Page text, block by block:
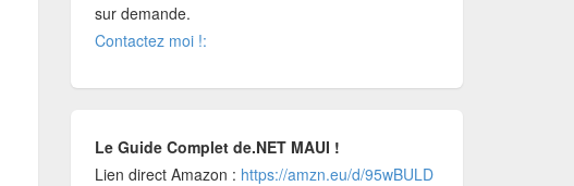
sur demande.
Contactez moi !:
Le Guide Complet de.NET MAUI !
Lien direct Amazon : https://amzn.eu/d/95wBULD